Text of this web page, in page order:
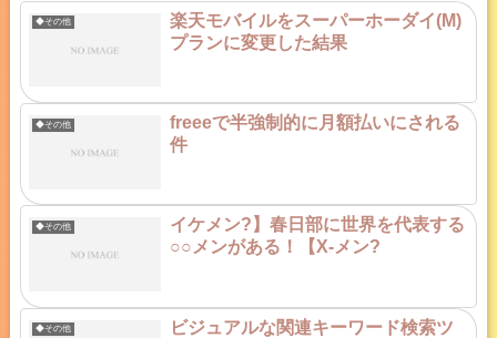
◆その他
楽天モバイルをスーパーホーダイ(M)
プランに変更した結果
◆その他
freeeで半強制的に月額払いにされる
件
◆その他
イケメン?】春日部に世界を代表する
○○メンがある！【X-メン?
◆その他
ビジュアルな関連キーワード検索ツ